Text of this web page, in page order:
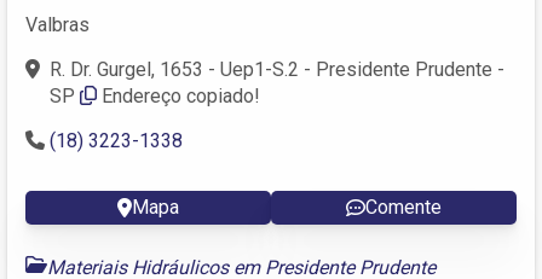
Valbras
R. Dr. Gurgel, 1653 - Uep1-S.2 - Presidente Prudente -
SP
Endereço copiado!
(18) 3223-1338
Mapa Comente
Materiais Hidráulicos em Presidente Prudente